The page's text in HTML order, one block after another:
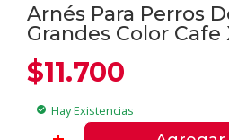
Arnés Para Perros
Grandes Color
$11.700
check_circle Hay Existencias